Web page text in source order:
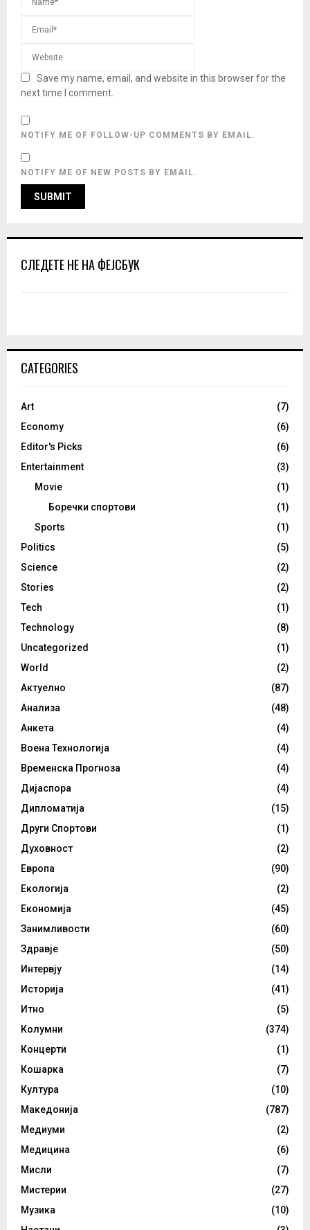
Save my name, email, and website in this browser for the
next time I comment.
NOTIFY ME OF FOLLOW-UP COMMENTS BY EMAIL.
NOTIFY ME OF NEW POSTS BY EMAIL.
СЛЕДЕТЕ НЕ НА ФЕЈСБУК
CATEGORIES
Art
(7)
Economy
(6)
Editor's Picks
(6)
Entertainment
(3)
Movie
(1)
Боречки спортови
(1)
Sports
(1)
Politics
(5)
Science
(2)
Stories
(2)
Tech
(1)
Technology
(8)
Uncategorized
(1)
World
(2)
Актуелно
(87)
Анализа
(48)
Анкета
(4)
Воена Технологија
(4)
Временска Прогноза
(4)
Дијаспора
(4)
Дипломатија
(15)
Други Спортови
(1)
Духовност
(2)
Европа
(90)
Екологија
(2)
Економија
(45)
Занимливости
(60)
Здравје
(50)
Интервју
(14)
Историја
(41)
Итно
(5)
Колумни
(374)
Концерти
(1)
Кошарка
(7)
Култура
(10)
Македонија
(787)
Медиуми
(2)
Медицина
(6)
Мисли
(7)
Мистерии
(27)
Музика
(10)